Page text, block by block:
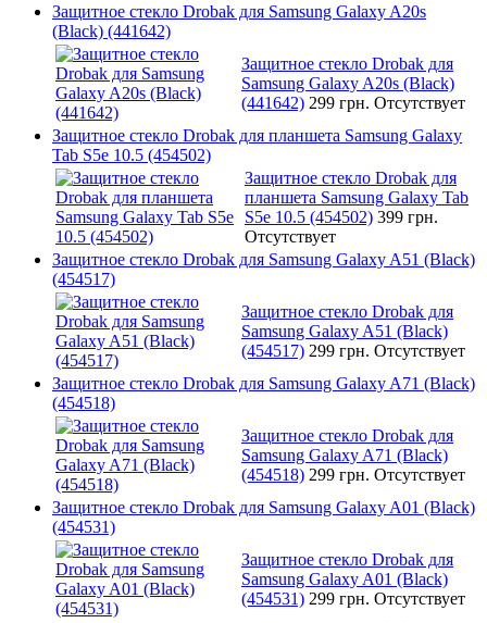
Защитное стекло Drobak для Samsung Galaxy A20s
(Black) (441642)
Защитное стекло Drobak для
Samsung Galaxy A20s (Black)
(441642) 299 грн. Отсутствует
Защитное стекло Drobak для планшета Samsung Galaxy
Tab S5e 10.5 (454502)
Защитное стекло Drobak для
планшета Samsung Galaxy Tab
S5e 10.5 (454502) 399 грн.
Отсутствует
Защитное стекло Drobak для Samsung Galaxy A51 (Black)
(454517)
Защитное стекло Drobak для
Samsung Galaxy A51 (Black)
(454517) 299 грн. Отсутствует
Защитное стекло Drobak для Samsung Galaxy A71 (Black)
(454518)
Защитное стекло Drobak для
Samsung Galaxy A71 (Black)
(454518) 299 грн. Отсутствует
Защитное стекло Drobak для Samsung Galaxy A01 (Black)
(454531)
Защитное стекло Drobak для
Samsung Galaxy A01 (Black)
(454531) 299 грн. Отсутствует